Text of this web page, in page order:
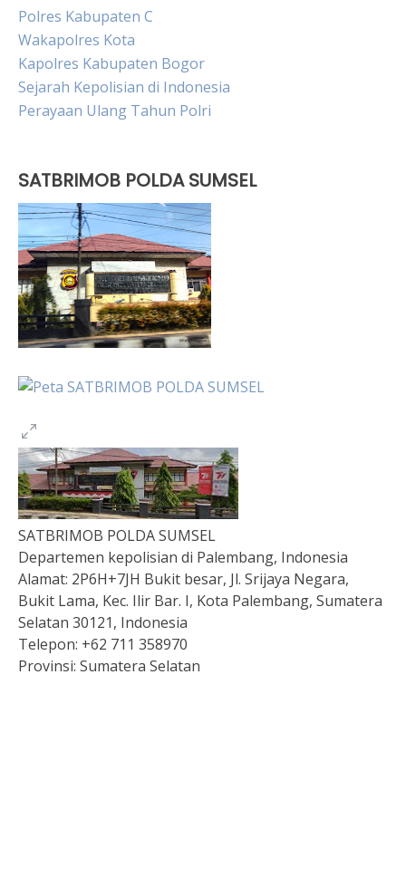
Polres Kabupaten C
Wakapolres Kota
Kapolres Kabupaten Bogor
Sejarah Kepolisian di Indonesia
Perayaan Ulang Tahun Polri
SATBRIMOB POLDA SUMSEL
SATBRIMOB POLDA SUMSEL
Departemen kepolisian di Palembang, Indonesia
Alamat: 2P6H+7JH Bukit besar, Jl. Srijaya Negara,
Bukit Lama, Kec. Ilir Bar. I, Kota Palembang, Sumatera
Selatan 30121, Indonesia
Telepon: +62 711 358970
Provinsi: Sumatera Selatan